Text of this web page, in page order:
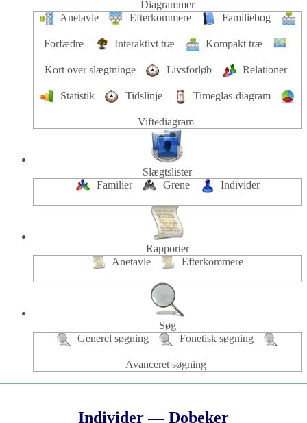
Diagrammer
Anetavle
Efterkommere Familiebog
Forfædre Interaktivt træ Kompakt træ
Kort over slægtninge Livsforløb Relationer
Statistik Tidslinje Timeglas-diagram
Viftediagram
Slægtslister
Familier
Grene Individer
Rapporter
Anetavle
Efterkommere
Søg
Generel søgning
Fonetisk søgning
Avanceret søgning
Individer —Dobeker